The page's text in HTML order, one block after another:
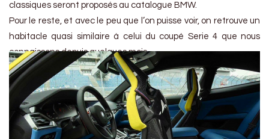
classiques seront proposés au catalogue BMW.
Pour le reste, et avec le peu que l’on puisse voir, on retrouve un
habitacle quasi similaire à celui du coupé Serie 4 que nous
connaissons depuis quelques mois.